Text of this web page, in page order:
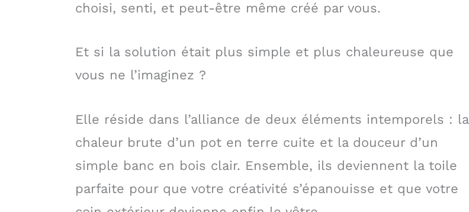
choisi, senti, et peut-être même créé par vous.
Et si la solution était plus simple et plus chaleureuse que
vous ne l’imaginez ?
Elle réside dans l’alliance de deux éléments intemporels : la
chaleur brute d’un pot en terre cuite et la douceur d’un
simple banc en bois clair. Ensemble, ils deviennent la toile
parfaite pour que votre créativité s’épanouisse et que votre